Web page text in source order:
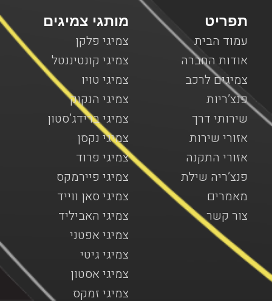
מותגי צמיגים
צמיגי פלקן
צמיגי קונטיננטל
צמיגי טויו
צמיגי הנקוק
צמיגי ברידג’סטון
צמיגי נקסן
צמיגי פרוד
צמיגי פיירמקס
צמיגי סאן ווייד
צמיגי האביליד
צמיגי אפטני
צמיגי גיטי
צמיגי אסטון
צמיגי זמקס
תפריט
עמוד הבית
אודות החברה
צמיגים לרכב
פנצ’ריות
שירותי דרך
אזורי שירות
אזורי התקנה
פנצ’ריה שילת
מאמרים
צור קשר